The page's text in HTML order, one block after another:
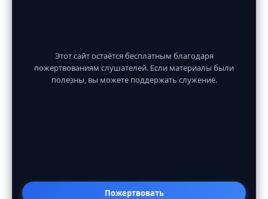
Этот сайт остаётся бесплатным благодаря
пожертвованиям слушателей. Если материалы были
полезны, вы можете поддержать служение.
Пожертвовать